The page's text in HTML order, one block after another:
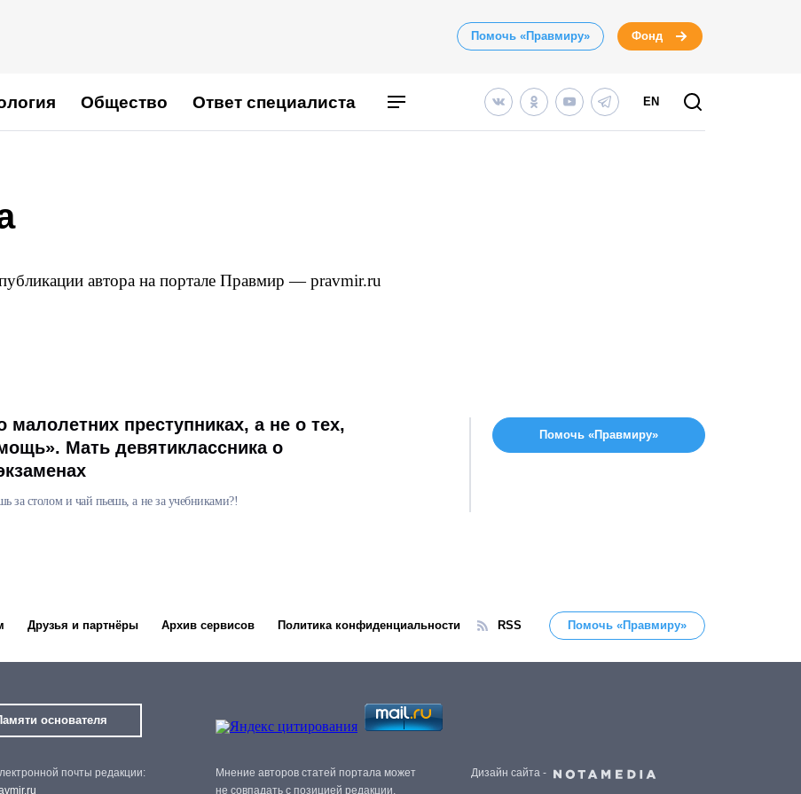
Помочь «Правмиру» Фонд
Общество Ответ специалиста EN
автора на портале Правмир — pravmir.ru
малолетних преступниках, а не о тех,
Мать девятиклассника о
за столом и чай пьешь, а не за учебниками?!
Помочь «Правмиру»
Друзья и партнёры Архив сервисов Политика конфиденциальности RSS Помочь «Правмиру»
основателя
почты редакции:
Мнение авторов статей портала может
не совпадать с позицией редакции.
Дизайн сайта -